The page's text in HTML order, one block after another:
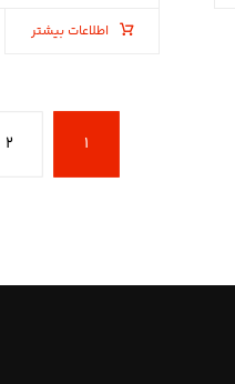
اطلاعات بیشتر
۱ ۲